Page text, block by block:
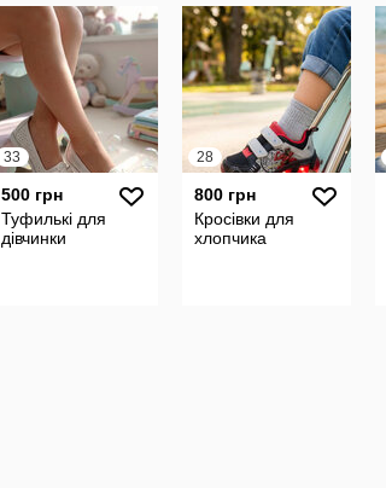
33
500 грн
Туфилькі для
дівчинки
28
800 грн
Кросівки для
хлопчика